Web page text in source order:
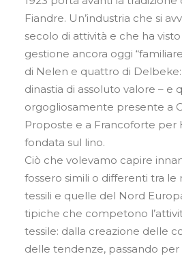
Fiandre. Un’industria che si
secolo di attività e che ha
gestione ancora oggi
di Nelen e quattro di
dinastia di assoluto valore – e
orgogliosamente presente a
Proposte e a Francoforte per
fondata sul lino.
Ciò che volevamo capire
fossero simili o differenti tra le
tessili e quelle del Nord
tipiche che competono
tessile: dalla creazione delle
delle tendenze, passando per